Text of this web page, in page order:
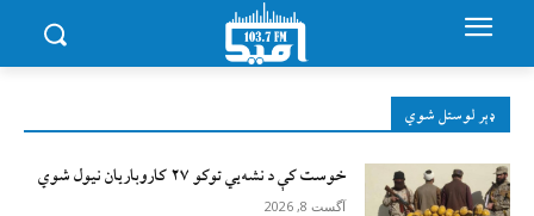
ډېر لوستل شوي
خوست کې د نشه‌يي توکو ۲۷ کاروباریان نیول شوي
آگست 8, 2026